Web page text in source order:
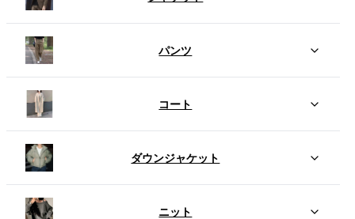
パンツ
コート
ダウンジャケット
ニット